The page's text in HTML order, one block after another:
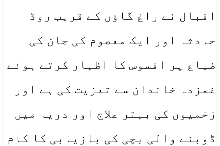
اقبال نے راغ گاؤں کے قریب روڈ
حادثہ اور ایک معصوم کی جان کی
ضیاع پر افسوس کا اظہار کرتے ہوئے
غمزدہ خاندان سے تعزیت کی ہے اور
زخمیوں کی بہتر علاج اور دریا میں
ڈوبنے والی بچی کی بازیابی کا کام